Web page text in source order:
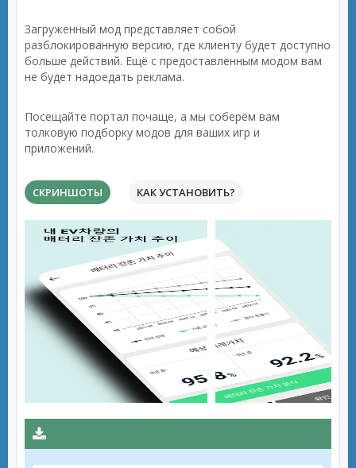
Загруженный мод представляет собой
разблокированную версию, где клиенту будет доступно
больше действий. Ещё с предоставленным модом вам
не будет надоедать реклама.
Посещайте портал почаще, а мы соберём вам
толковую подборку модов для ваших игр и
приложений.
СКРИНШОТЫ КАК УСТАНОВИТЬ?